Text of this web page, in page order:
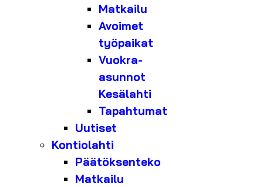
Matkailu
Avoimet
työpaikat
Vuokra-
asunnot
Kesälahti
Tapahtumat
Uutiset
Kontiolahti
Päätöksenteko
Matkailu